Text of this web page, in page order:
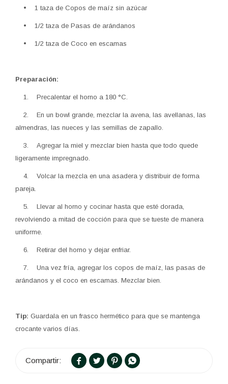
• 1 taza de Copos de maíz sin azúcar
• 1/2 taza de Pasas de arándanos
• 1/2 taza de Coco en escamas
Preparación:
1. Precalentar el horno a 180 °C.
2. En un bowl grande, mezclar la avena, las avellanas, las
almendras, las nueces y las semillas de zapallo.
3. Agregar la miel y mezclar bien hasta que todo quede
ligeramente impregnado.
4. Volcar la mezcla en una asadera y distribuir de forma
pareja.
5. Llevar al horno y cocinar hasta que esté dorada,
revolviendo a mitad de cocción para que se tueste de manera
uniforme.
6. Retirar del horno y dejar enfriar.
7. Una vez fría, agregar los copos de maíz, las pasas de
arándanos y el coco en escamas. Mezclar bien.
Tip: Guardala en un frasco hermético para que se mantenga
crocante varios días.
   